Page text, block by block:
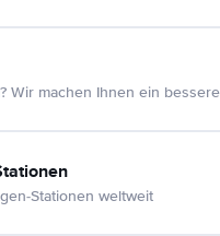
Wir machen Ihnen ein
Stationen weltweit